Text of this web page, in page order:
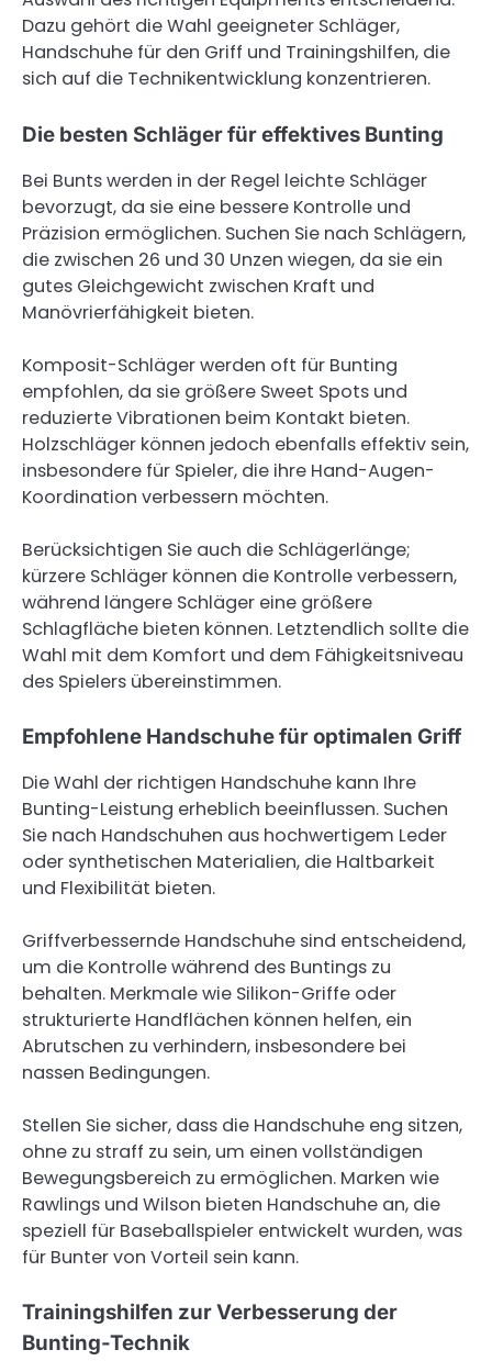
Dazu gehört die Wahl geeigneter Schläger,
Handschuhe für den Griff und Trainingshilfen, die
sich auf die Technikentwicklung konzentrieren.
Die besten Schläger für effektives Bunting
Bei Bunts werden in der Regel leichte Schläger
bevorzugt, da sie eine bessere Kontrolle und
Präzision ermöglichen. Suchen Sie nach Schlägern,
die zwischen 26 und 30 Unzen wiegen, da sie ein
gutes Gleichgewicht zwischen Kraft und
Manövrierfähigkeit bieten.
Komposit-Schläger werden oft für Bunting
empfohlen, da sie größere Sweet Spots und
reduzierte Vibrationen beim Kontakt bieten.
Holzschläger können jedoch ebenfalls effektiv sein,
insbesondere für Spieler, die ihre Hand-Augen-
Koordination verbessern möchten.
Berücksichtigen Sie auch die Schlägerlänge;
kürzere Schläger können die Kontrolle verbessern,
während längere Schläger eine größere
Schlagfläche bieten können. Letztendlich sollte die
Wahl mit dem Komfort und dem Fähigkeitsniveau
des Spielers übereinstimmen.
Empfohlene Handschuhe für optimalen Griff
Die Wahl der richtigen Handschuhe kann Ihre
Bunting-Leistung erheblich beeinflussen. Suchen
Sie nach Handschuhen aus hochwertigem Leder
oder synthetischen Materialien, die Haltbarkeit
und Flexibilität bieten.
Griffverbessernde Handschuhe sind entscheidend,
um die Kontrolle während des Buntings zu
behalten. Merkmale wie Silikon-Griffe oder
strukturierte Handflächen können helfen, ein
Abrutschen zu verhindern, insbesondere bei
nassen Bedingungen.
Stellen Sie sicher, dass die Handschuhe eng sitzen,
ohne zu straff zu sein, um einen vollständigen
Bewegungsbereich zu ermöglichen. Marken wie
Rawlings und Wilson bieten Handschuhe an, die
speziell für Baseballspieler entwickelt wurden, was
für Bunter von Vorteil sein kann.
Trainingshilfen zur Verbesserung der
Bunting-Technik